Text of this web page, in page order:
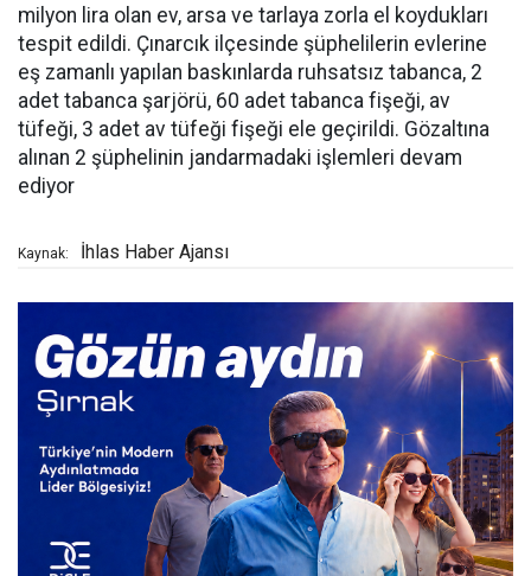
milyon lira olan ev, arsa ve tarlaya zorla el koydukları
tespit edildi. Çınarcık ilçesinde şüphelilerin evlerine
eş zamanlı yapılan baskınlarda ruhsatsız tabanca, 2
adet tabanca şarjörü, 60 adet tabanca fişeği, av
tüfeği, 3 adet av tüfeği fişeği ele geçirildi. Gözaltına
alınan 2 şüphelinin jandarmadaki işlemleri devam
ediyor
Kaynak: İhlas Haber Ajansı